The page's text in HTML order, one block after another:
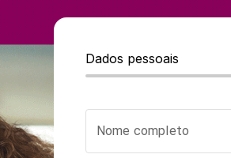
Dados pessoais
Nome completo